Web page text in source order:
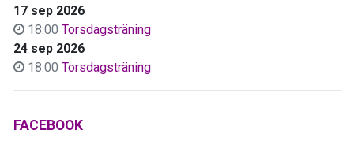
17 sep 2026
18:00 Torsdagsträning
24 sep 2026
18:00 Torsdagsträning
FACEBOOK